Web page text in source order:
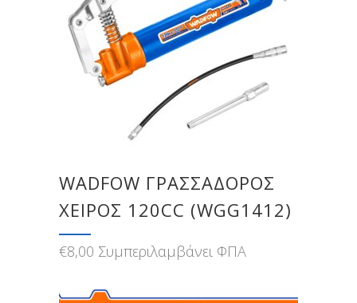
WADFOW ΓΡΑΣΣΑΔΟΡOΣ
ΧΕΙΡΟΣ 120CC (WGG1412)
€8,00 Συμπεριλαμβάνει ΦΠΑ